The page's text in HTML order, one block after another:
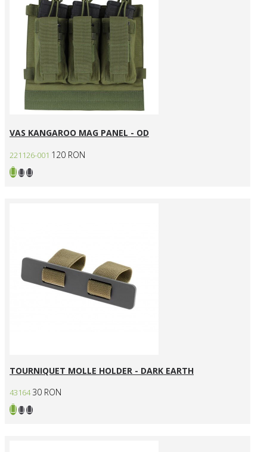
VAS KANGAROO MAG PANEL - OD
221126-001 120 RON
TOURNIQUET MOLLE HOLDER - DARK EARTH
43164 30 RON